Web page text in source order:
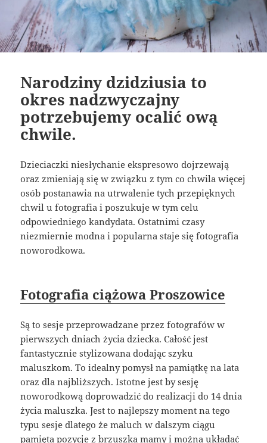
Narodziny dzidziusia to
okres nadzwyczajny
potrzebujemy ocalić ową
chwile.
Dzieciaczki niesłychanie ekspresowo dojrzewają
oraz zmieniają się w związku z tym co chwila więcej
osób postanawia na utrwalenie tych przepięknych
chwil u fotografia i poszukuje w tym celu
odpowiedniego kandydata. Ostatnimi czasy
niezmiernie modna i popularna staje się fotografia
noworodkowa.
Fotografia ciążowa Proszowice
Są to sesje przeprowadzane przez fotografów w
pierwszych dniach życia dziecka. Całość jest
fantastycznie stylizowana dodając szyku
maluszkom. To idealny pomysł na pamiątkę na lata
oraz dla najbliższych. Istotne jest by sesję
noworodkową doprowadzić do realizacji do 14 dnia
życia maluszka. Jest to najlepszy moment na tego
typu sesje dlatego że maluch w dalszym ciągu
pamięta pozycje z brzuszka mamy i można układać